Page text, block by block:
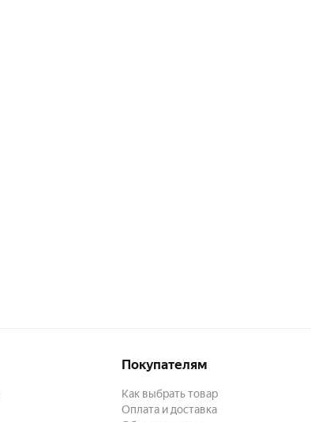
Покупателям
Как выбрать товар
Оплата и доставка